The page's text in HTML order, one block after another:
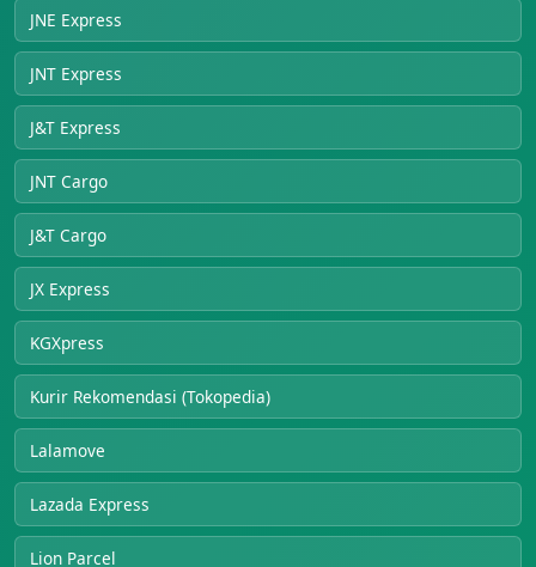
JNE Express
JNT Express
J&T Express
JNT Cargo
J&T Cargo
JX Express
KGXpress
Kurir Rekomendasi (Tokopedia)
Lalamove
Lazada Express
Lion Parcel